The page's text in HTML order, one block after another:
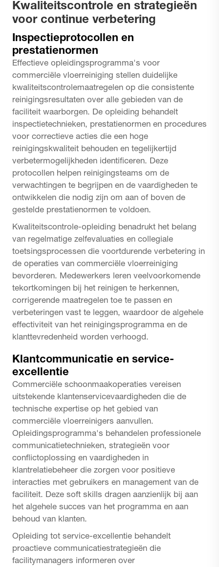
Kwaliteitscontrole en strategieën
voor continue verbetering
Inspectieprotocollen en
prestatienormen
Effectieve opleidingsprogramma's voor
commerciële vloerreiniging stellen duidelijke
kwaliteitscontrolemaatregelen op die consistente
reinigingsresultaten over alle gebieden van de
faciliteit waarborgen. De opleiding behandelt
inspectietechnieken, prestatienormen en procedures
voor correctieve acties die een hoge
reinigingskwaliteit behouden en tegelijkertijd
verbetermogelijkheden identificeren. Deze
protocollen helpen reinigingsteams om de
verwachtingen te begrijpen en de vaardigheden te
ontwikkelen die nodig zijn om aan of boven de
gestelde prestatienormen te voldoen.
Kwaliteitscontrole-opleiding benadrukt het belang
van regelmatige zelfevaluaties en collegiale
toetsingsprocessen die voortdurende verbetering in
de operaties van commerciële vloerreiniging
bevorderen. Medewerkers leren veelvoorkomende
tekortkomingen bij het reinigen te herkennen,
corrigerende maatregelen toe te passen en
verbeteringen vast te leggen, waardoor de algehele
effectiviteit van het reinigingsprogramma en de
klanttevredenheid worden verhoogd.
Klantcommunicatie en service-
excellentie
Commerciële schoonmaakoperaties vereisen
uitstekende klantenservicevaardigheden die de
technische expertise op het gebied van
commerciële vloerreinigers aanvullen.
Opleidingsprogramma's behandelen professionele
communicatietechnieken, strategieën voor
conflictoplossing en vaardigheden in
klantrelatiebeheer die zorgen voor positieve
interacties met gebruikers en management van de
faciliteit. Deze soft skills dragen aanzienlijk bij aan
het algehele succes van het programma en aan
behoud van klanten.
Opleiding tot service-excellentie behandelt
proactieve communicatiestrategieën die
facilitymanagers informeren over